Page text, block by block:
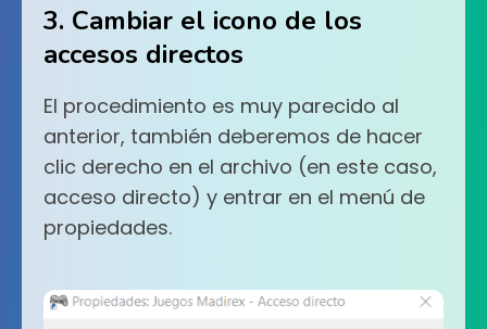
3. Cambiar el icono de los
accesos directos
El procedimiento es muy parecido al
anterior, también deberemos de hacer
clic derecho en el archivo (en este caso,
acceso directo) y entrar en el menú de
propiedades.